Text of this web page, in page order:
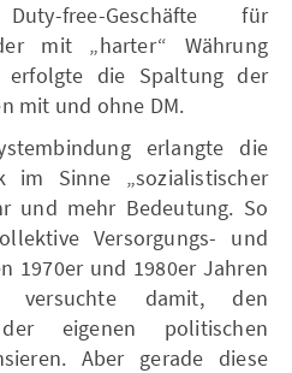
free-Geschäfte für
mit „harter“ Währung
erfolgte die Spaltung der
mit und ohne DM.
erlangte die
im Sinne „sozialistischer
und mehr Bedeutung. So
Versorgungs- und
1970er und 1980er Jahren
versuchte damit, den
der eigenen politischen
Aber gerade diese